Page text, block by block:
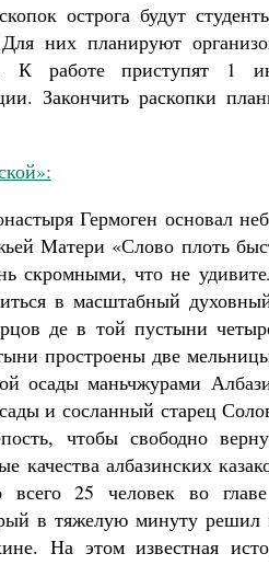
острога будут
них планируют
К работе приступят 1
Закончить раскопки
Гермоген основал
Матери «Слово плоть
скромными, что не
в масштабный
де в той пустыни
простроены две
осады маньчжурами
и сосланный старец
чтобы свободно
албазинских
25 человек во
в тяжелую минуту решил
На этом известная
в жизни